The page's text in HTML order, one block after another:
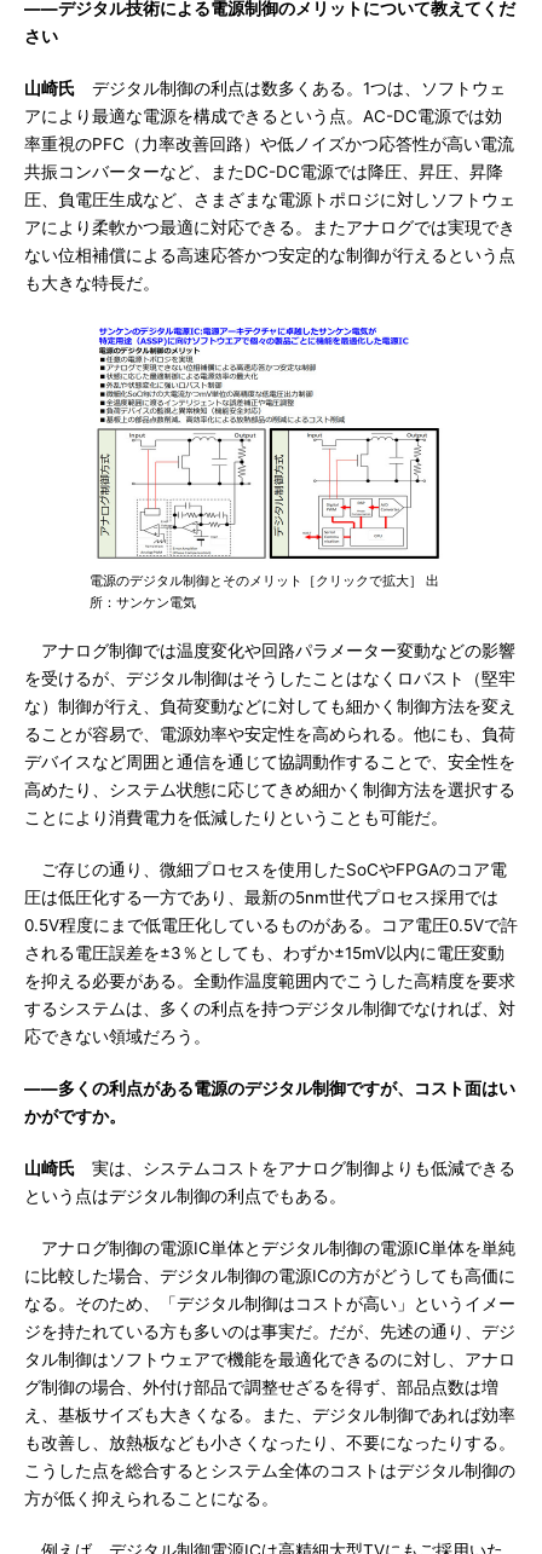
――デジタル技術による電源制御のメリットについて教えてくだ
さい
山崎氏 デジタル制御の利点は数多くある。1つは、ソフトウェ
アにより最適な電源を構成できるという点。AC-DC電源では効
率重視のPFC（力率改善回路）や低ノイズかつ応答性が高い電流
共振コンバーターなど、またDC-DC電源では降圧、昇圧、昇降
圧、負電圧生成など、さまざまな電源トポロジに対しソフトウェ
アにより柔軟かつ最適に対応できる。またアナログでは実現でき
ない位相補償による高速応答かつ安定的な制御が行えるという点
も大きな特長だ。
電源のデジタル制御とそのメリット［クリックで拡大］ 出
所：サンケン電気
アナログ制御では温度変化や回路パラメーター変動などの影響
を受けるが、デジタル制御はそうしたことはなくロバスト（堅牢
な）制御が行え、負荷変動などに対しても細かく制御方法を変え
ることが容易で、電源効率や安定性を高められる。他にも、負荷
デバイスなど周囲と通信を通じて協調動作することで、安全性を
高めたり、システム状態に応じてきめ細かく制御方法を選択する
ことにより消費電力を低減したりということも可能だ。
ご存じの通り、微細プロセスを使用したSoCやFPGAのコア電
圧は低圧化する一方であり、最新の5nm世代プロセス採用では
0.5V程度にまで低電圧化しているものがある。コア電圧0.5Vで許
される電圧誤差を±3％としても、わずか±15mV以内に電圧変動
を抑える必要がある。全動作温度範囲内でこうした高精度を要求
するシステムは、多くの利点を持つデジタル制御でなければ、対
応できない領域だろう。
――多くの利点がある電源のデジタル制御ですが、コスト面はい
かがですか。
山崎氏 実は、システムコストをアナログ制御よりも低減できる
という点はデジタル制御の利点でもある。
アナログ制御の電源IC単体とデジタル制御の電源IC単体を単純
に比較した場合、デジタル制御の電源ICの方がどうしても高価に
なる。そのため、「デジタル制御はコストが高い」というイメー
ジを持たれている方も多いのは事実だ。だが、先述の通り、デジ
タル制御はソフトウェアで機能を最適化できるのに対し、アナロ
グ制御の場合、外付け部品で調整せざるを得ず、部品点数は増
え、基板サイズも大きくなる。また、デジタル制御であれば効率
も改善し、放熱板なども小さくなったり、不要になったりする。
こうした点を総合するとシステム全体のコストはデジタル制御の
方が低く抑えられることになる。